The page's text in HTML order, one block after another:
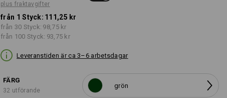
plus fraktavgifter
från 1 Styck: 111,25 kr
från 30 Styck: 98,75 kr
från 100 Styck: 93,75 kr
Leveranstiden är ca 3–6 arbetsdagar
FÄRG
32 utförande
grön